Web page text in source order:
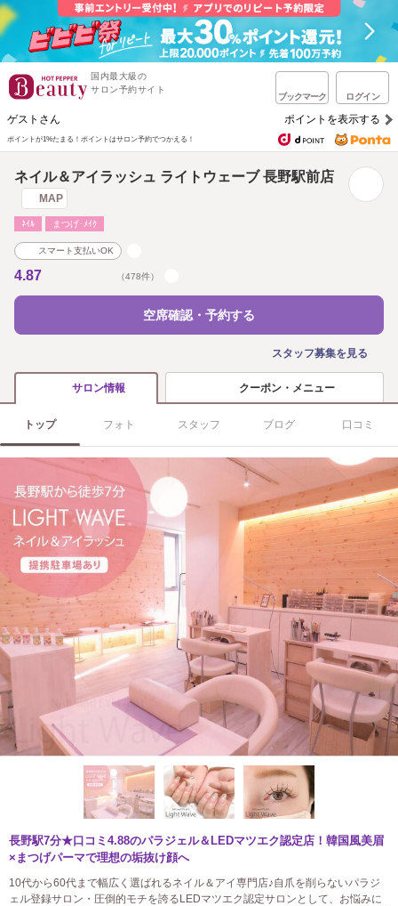
国内最大級の
サロン予約サイト
ブックマーク ログイン
ゲストさん ポイントを表示する
ポイントが1%たまる！ ポイントはサロン予約でつかえる！
ネイル＆アイラッシュ ライトウェーブ 長野駅前店
MAP
ﾈｲﾙ まつげ･ﾒｲｸ
スマート支払いOK
4.87 （478件）
空席確認・予約する
スタッフ募集を見る
サロン情報 クーポン・メニュー
トップ フォト スタッフ ブログ 口コミ
長野駅7分★口コミ4.88のパラジェル＆LEDマツエク認定店！韓国風美眉
×まつげパーマで理想の垢抜け顔へ
10代から60代まで幅広く選ばれるネイル＆アイ専門店♪自爪を削らないパラジ
ェル登録サロン・圧倒的モチを誇るLEDマツエク認定サロンとして、お悩みに